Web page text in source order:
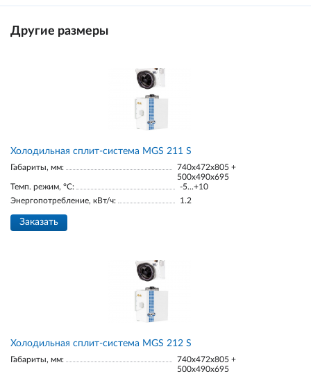
Другие размеры
Холодильная сплит-система MGS 211 S
Габариты, мм:
740x472x805 +
500x490x695
Темп. режим, °С:
-5...+10
Энергопотребление, кВт/ч:
1.2
Заказать
Холодильная сплит-система MGS 212 S
Габариты, мм:
740x472x805 +
500x490x695